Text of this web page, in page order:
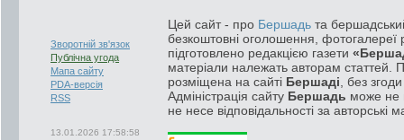
Зворотній зв'язок
Публічна угода
Мапа сайту
PDA-версія
RSS
13.01.2026 17:58:58
Цей сайт - про Бершадь та
безкоштовні оголошення, фотогалереї
підготовлено редакцією газети
матеріали належать авторам статтей.
розміщена на сайті Бершаді , без
Адміністрація сайту Бершадь може не
не несе відповідальності за авторські